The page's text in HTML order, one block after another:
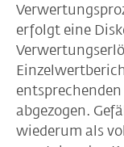
erfolgt eine
abgezogen.
wiederum als